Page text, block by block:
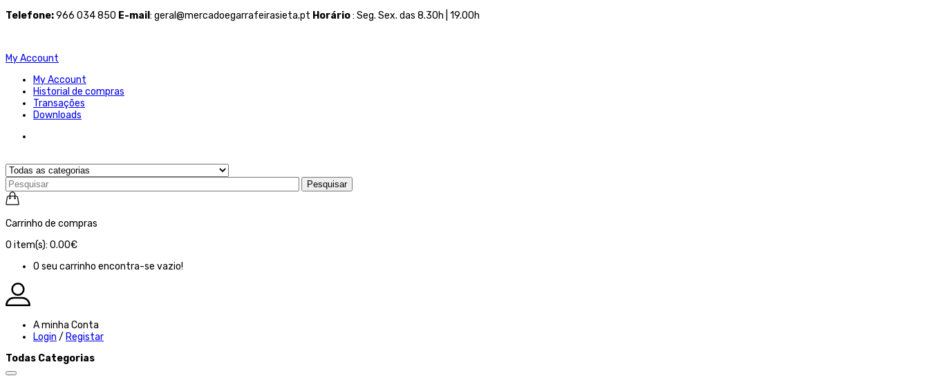
Telefone:966 034 850 E-mail : geral@mercadoegarrafeirasieta.pt Horário: Seg. Sex. das 8.30h | 19.00h
My Account
My Account
Historial de compras
Transações
Downloads
Pesquisar
Carrinho de compras
0 item(s): 0.00€
O seu carrinho encontra-se vazio!
A minha Conta
Login / Registar
Todas Categorias